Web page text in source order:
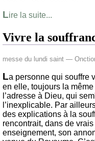
Lire la suite...
Vivre la
messe du lundi saint —
La personne qui souffre
en elle, toujours la
l’adresse à Dieu, qui
l’inexplicable. Par
des explications à la
rencontrait, dans de
enseignement, son